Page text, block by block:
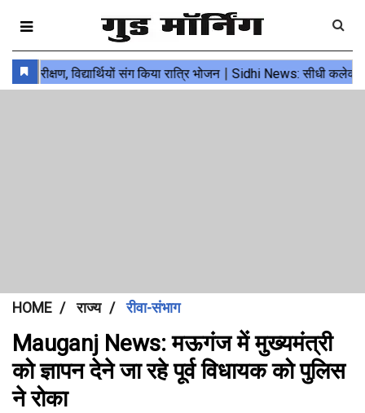
HOME राज्य रीवा-संभाग
Mauganj News: मऊगंज में मुख्यमंत्री
को ज्ञापन देने जा रहे पूर्व विधायक को पुलिस
ने रोका